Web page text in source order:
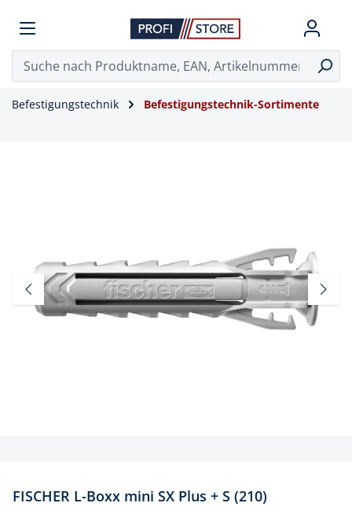
Befestigungstechnik Befestigungstechnik-Sortimente
FISCHER L-Boxx mini SX Plus + S (210)